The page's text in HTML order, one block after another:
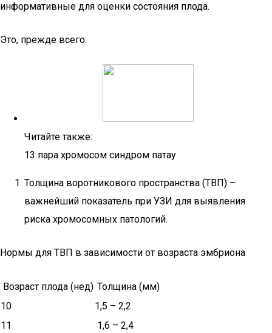
информативные для оценки состояния плода.
Это, прежде всего:
Читайте также:
13 пара хромосом синдром патау
Толщина воротникового пространства (ТВП) –
важнейший показатель при УЗИ для выявления
риска хромосомных патологий.
Нормы для ТВП в зависимости от возраста эмбриона
Возраст плода (нед) Толщина (мм)
10
1,5 – 2,2
11
1,6 – 2,4